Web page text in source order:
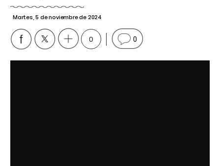
Martes, 5 de noviembre de 2024
0 0